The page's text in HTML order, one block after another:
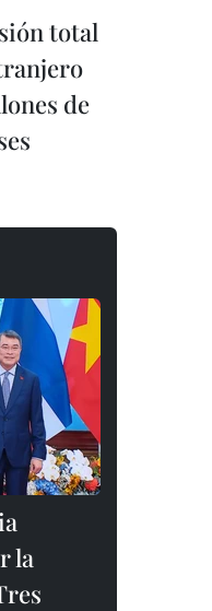
total
de
la